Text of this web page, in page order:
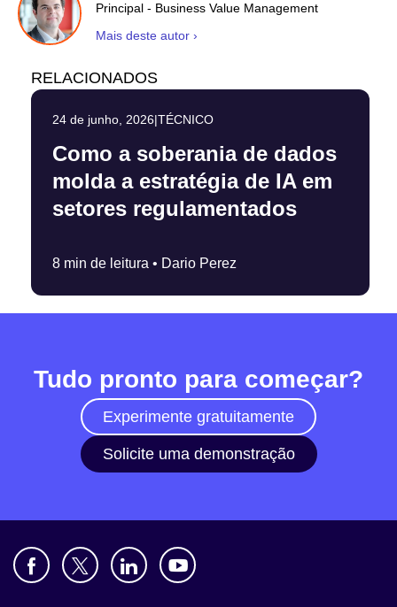
Principal - Business Value Management
Mais deste autor ›
RELACIONADOS
24 de junho, 2026|TÉCNICO
Como a soberania de dados
molda a estratégia de IA em
setores regulamentados
8 min de leitura • Dario Perez
Tudo pronto para começar?
Experimente gratuitamente
Solicite uma demonstração